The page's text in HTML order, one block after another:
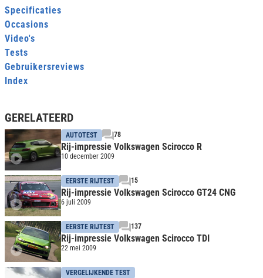
Specificaties
Occasions
Video's
Tests
Gebruikersreviews
Index
GERELATEERD
AUTOTEST 78
Rij-impressie Volkswagen Scirocco R
10 december 2009
EERSTE RIJTEST 15
Rij-impressie Volkswagen Scirocco GT24 CNG
6 juli 2009
EERSTE RIJTEST 137
Rij-impressie Volkswagen Scirocco TDI
22 mei 2009
VERGELIJKENDE TEST